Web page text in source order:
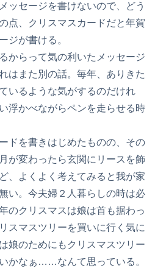
ッセージを書けないので、どう
点、クリスマスカードだと年賀
ジが書ける。
からって気の利いたメッセージ
はまた別の話。毎年、ありきた
いるような気がするのだけれ
浮かべながらペンを走らせる時
ドを書きはじめたものの、その
が変わったら玄関にリースを飾
、よくよく考えてみると我が家
い。今夫婦２人暮らしの時は必
のクリスマスは娘は首も据わっ
スマスツリーを買いに行く気に
娘のためにもクリスマスツリー
かなぁ……なんて思っている。